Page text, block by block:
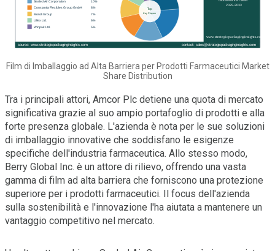
Film di Imballaggio ad Alta Barriera per Prodotti Farmaceutici Market
Share Distribution
Tra i principali attori, Amcor Plc detiene una quota di mercato
significativa grazie al suo ampio portafoglio di prodotti e alla
forte presenza globale. L'azienda è nota per le sue soluzioni
di imballaggio innovative che soddisfano le esigenze
specifiche dell'industria farmaceutica. Allo stesso modo,
Berry Global Inc. è un attore di rilievo, offrendo una vasta
gamma di film ad alta barriera che forniscono una protezione
superiore per i prodotti farmaceutici. Il focus dell'azienda
sulla sostenibilità e l'innovazione l'ha aiutata a mantenere un
vantaggio competitivo nel mercato.